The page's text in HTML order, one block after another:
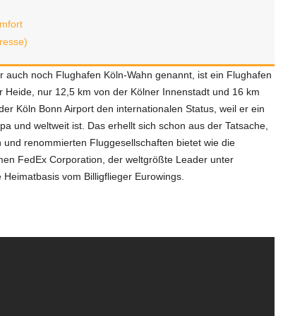
noch Flughafen Köln-Wahn genannt, ist ein Flughafen
nur 12,5 km von der Kölner Innenstadt und 16 km
Köln Bonn Airport den internationalen Status, weil er ein
und weltweit ist. Das erhellt sich schon aus der Tatsache,
renommierten Fluggesellschaften bietet wie die
FedEx Corporation, der weltgrößte Leader unter
vom Billigflieger Eurowings.